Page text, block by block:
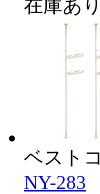
在庫あり
ベストコ
NY-283